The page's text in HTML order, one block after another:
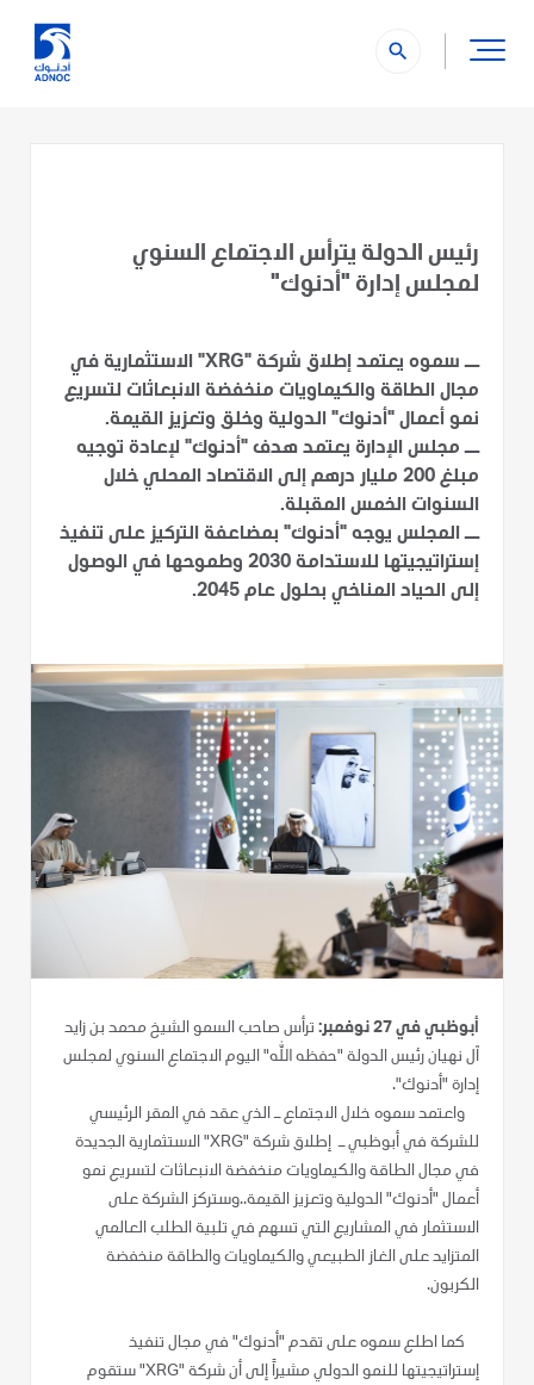
search
رئيس الدولة يترأس الاجتماع السنوي
لمجلس إدارة "أدنوك"
ــ سموه يعتمد إطلاق شركة "XRG" الاستثمارية في
مجال الطاقة والكيماويات منخفضة الانبعاثات لتسريع
نمو أعمال "أدنوك" الدولية وخلق وتعزيز القيمة.
ــ مجلس الإدارة يعتمد هدف "أدنوك" لإعادة توجيه
مبلغ 200 مليار درهم إلى الاقتصاد المحلي خلال
السنوات الخمس المقبلة.
ــ المجلس يوجه "أدنوك" بمضاعفة التركيز على تنفيذ
إستراتيجيتها للاستدامة 2030 وطموحها في الوصول
إلى الحياد المناخي بحلول عام 2045.
أبوظبي في 27 نوفمبر:
ترأس صاحب السمو الشيخ محمد بن زايد
آل نهيان رئيس الدولة "حفظه الله" اليوم الاجتماع السنوي لمجلس
إدارة "أدنوك".
واعتمد سموه خلال الاجتماع ـ الذي عقد في المقر الرئيسي
للشركة في أبوظبي ـ إطلاق شركة "XRG" الاستثمارية الجديدة
في مجال الطاقة والكيماويات منخفضة الانبعاثات لتسريع نمو
أعمال "أدنوك" الدولية وتعزيز القيمة..وستركز الشركة على
الاستثمار في المشاريع التي تسهم في تلبية الطلب العالمي
المتزايد على الغاز الطبيعي والكيماويات والطاقة منخفضة
الكربون.
كما اطلع سموه على تقدم "أدنوك" في مجال تنفيذ
إستراتيجيتها للنمو الدولي مشيراً إلى أن شركة "XRG" ستقوم